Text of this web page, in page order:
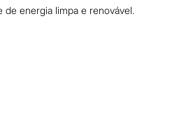
energia limpa e renovável.